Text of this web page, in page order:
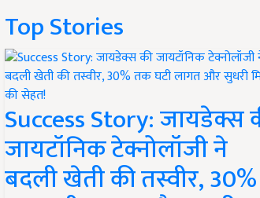
Top Stories
Success Story: जायडेक्स
जायटॉनिक टेक्नोलॉजी ने
बदली खेती की तस्वीर, 30%